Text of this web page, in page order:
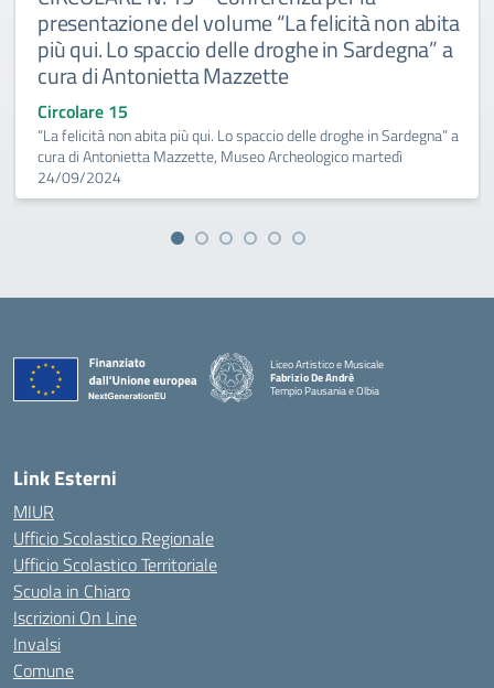
presentazione del volume “La felicità non abita
più qui. Lo spaccio delle droghe in Sardegna” a
cura di Antonietta Mazzette
Circolare 15
“La felicità non abita più qui. Lo spaccio delle droghe in Sardegna” a
cura di Antonietta Mazzette, Museo Archeologico martedì
24/09/2024
Liceo Artistico e Musicale
Fabrizio De Andrè
Tempio Pausania e Olbia
— Visita la pagina iniziale della scuola
Link Esterni
MIUR
Ufficio Scolastico Regionale
Ufficio Scolastico Territoriale
Scuola in Chiaro
Iscrizioni On Line
Invalsi
Comune